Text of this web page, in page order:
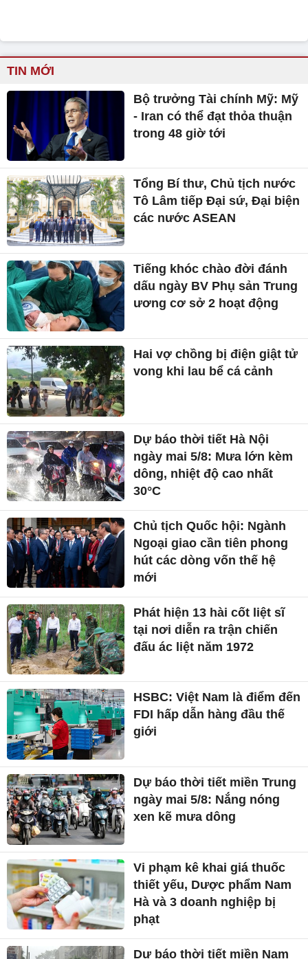
TIN MỚI
Bộ trưởng Tài chính Mỹ: Mỹ
- Iran có thể đạt thỏa thuận
trong 48 giờ tới
Tổng Bí thư, Chủ tịch nước
Tô Lâm tiếp Đại sứ, Đại biện
các nước ASEAN
Tiếng khóc chào đời đánh
dấu ngày BV Phụ sản Trung
ương cơ sở 2 hoạt động
Hai vợ chồng bị điện giật tử
vong khi lau bể cá cảnh
Dự báo thời tiết Hà Nội
ngày mai 5/8: Mưa lớn kèm
dông, nhiệt độ cao nhất
30°C
Chủ tịch Quốc hội: Ngành
Ngoại giao cần tiên phong
hút các dòng vốn thế hệ
mới
Phát hiện 13 hài cốt liệt sĩ
tại nơi diễn ra trận chiến
đấu ác liệt năm 1972
HSBC: Việt Nam là điểm đến
FDI hấp dẫn hàng đầu thế
giới
Dự báo thời tiết miền Trung
ngày mai 5/8: Nắng nóng
xen kẽ mưa dông
Vi phạm kê khai giá thuốc
thiết yếu, Dược phẩm Nam
Hà và 3 doanh nghiệp bị
phạt
Dự báo thời tiết miền Nam